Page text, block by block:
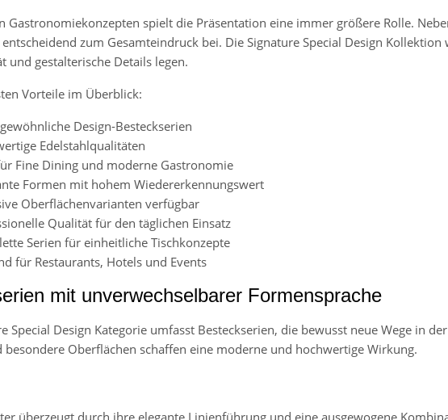
Gastronomiekonzepten spielt die Präsentation eine immer größere Rolle.
entscheidend zum Gesamteindruck bei. Die Signature Special Design
und gestalterische Details legen.
Vorteile im Überblick:
Design-Besteckserien
Edelstahlqualitäten
Fine Dining und moderne Gastronomie
Formen mit hohem Wiedererkennungswert
Oberflächenvarianten verfügbar
Qualität für den täglichen Einsatz
Serien für einheitliche Tischkonzepte
für Restaurants, Hotels und Events
mit unverwechselbarer Formensprache
Special Design Kategorie umfasst Besteckserien, die bewusst neue Wege in
besondere Oberflächen schaffen eine moderne und hochwertige Wirkung.
überzeugt durch ihre elegante Linienführung und eine ausgewogene